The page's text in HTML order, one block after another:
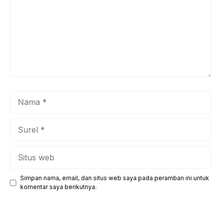
Simpan nama, email, dan situs web saya pada peramban ini untuk
komentar saya berikutnya.